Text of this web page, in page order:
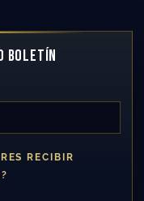
BOLETÍN
RECIBIR